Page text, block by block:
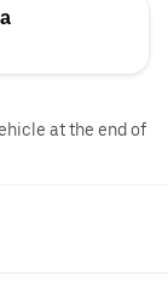
at the end of